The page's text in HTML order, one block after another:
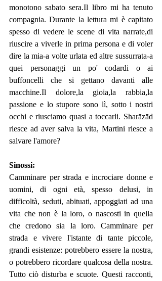
monotono sabato sera.Il libro mi ha tenuto
compagnia. Durante la lettura mi è capitato
spesso di vedere le scene di vita narrate,di
riuscire a viverle in prima persona e di voler
dire la mia-a volte urlata ed altre sussurrata-a
quei personaggi un po' codardi o ai
buffoncelli che si gettano davanti alle
macchine.Il dolore,la gioia,la rabbia,la
passione e lo stupore sono lì, sotto i nostri
occhi e riusciamo quasi a toccarli. Sharāzād
riesce ad aver salva la vita, Martini riesce a
salvare l'amore?
Sinossi:
Camminare per strada e incrociare donne e
uomini, di ogni età, spesso delusi, in
difficoltà, seduti, abituati, appoggiati ad una
vita che non è la loro, o nascosti in quella
che credono sia la loro. Camminare per
strada e vivere l'istante di tante piccole,
grandi esistenze: potrebbero essere la nostra,
o potrebbero ricordare qualcosa della nostra.
Tutto ciò disturba e scuote. Questi racconti,